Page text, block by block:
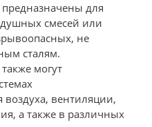
предназначены для
смесей или
не
сталям.
могут
вентиляции,
а также в различных